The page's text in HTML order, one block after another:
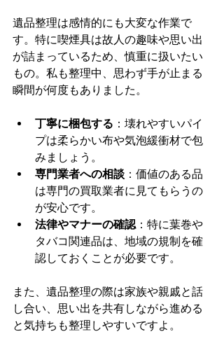
遺品整理は感情的にも大変な作業で
す。特に喫煙具は故人の趣味や思い出
が詰まっているため、慎重に扱いたい
もの。私も整理中、思わず手が止まる
瞬間が何度もありました。
丁寧に梱包する ：壊れやすいパイ
プは柔らかい布や気泡緩衝材で包
みましょう。
専門業者への相談 ：価値のある品
は専門の買取業者に見てもらうの
が安心です。
法律やマナーの確認 ：特に葉巻や
タバコ関連品は、地域の規制を確
認しておくことが必要です。
また、遺品整理の際は家族や親戚と話
し合い、思い出を共有しながら進める
と気持ちも整理しやすいですよ。